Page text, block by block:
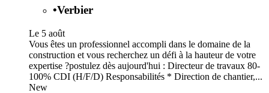
•Verbier
Le 5 août
Vous êtes un professionnel accompli dans le domaine de la
construction et vous recherchez un défi à la hauteur de votre
expertise ?postulez dès aujourd'hui : Directeur de travaux 80-
100% CDI (H/F/D) Responsabilités * Direction de chantier,...
New